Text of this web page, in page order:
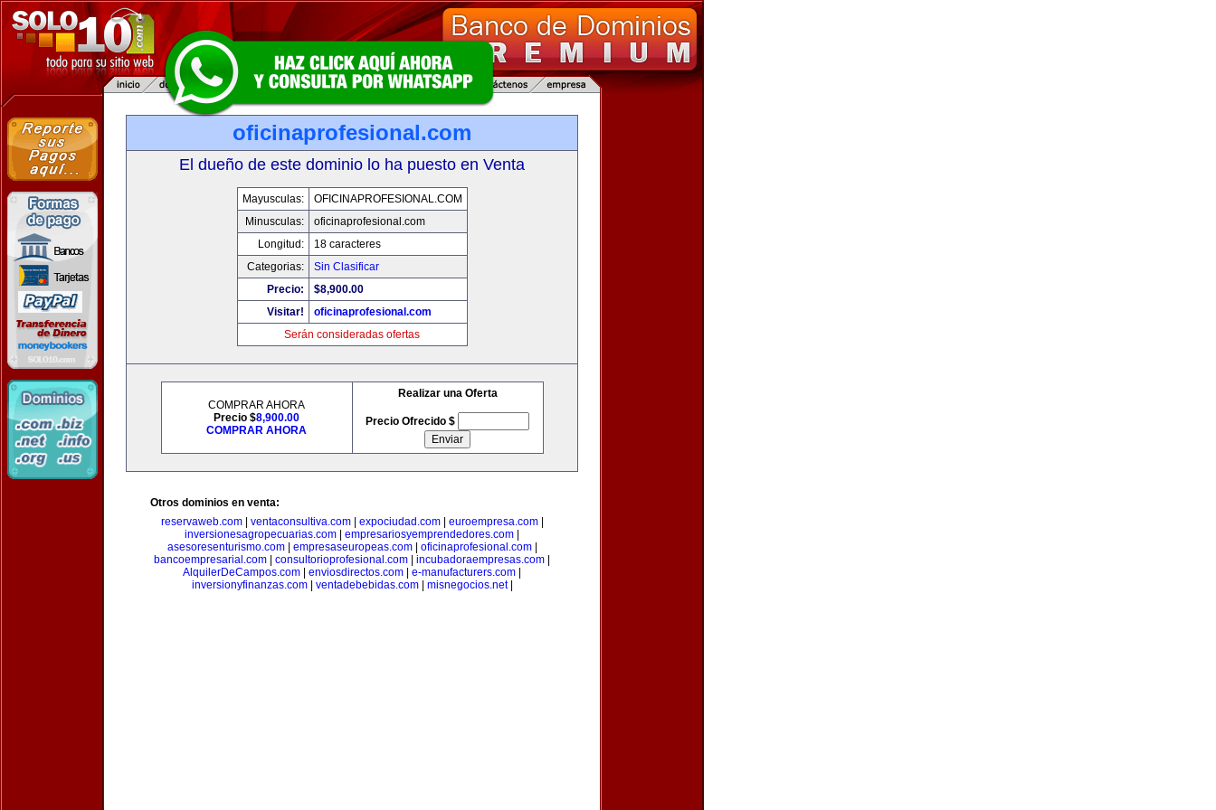
oficinaprofesional.com
El dueño de este dominio lo ha puesto en Venta
Mayusculas:
OFICINAPROFESIONAL.COM
Minusculas:
oficinaprofesional.com
Longitud:
18 caracteres
Categorias:
Sin Clasificar
Precio:
$8,900.00
Visitar!
oficinaprofesional.com
Serán consideradas ofertas
COMPRAR AHORA
Precio $8,900.00
COMPRAR AHORA
Realizar una Oferta
Precio Ofrecido $
Otros dominios en venta:
reservaweb.com| ventaconsultiva.com| expociudad.com| euroempresa.com|
inversionesagropecuarias.com
empresariosyemprendedores.com
asesoresenturismo.com| empresaseuropeas.com| oficinaprofesional.com|
bancoempresarial.com
consultorioprofesional.com incubadoraempresas.com
AlquilerDeCampos.com
enviosdirectos.com e-manufacturers.com
inversionyfinanzas.com| ventadebebidas.com| misnegocios.net|